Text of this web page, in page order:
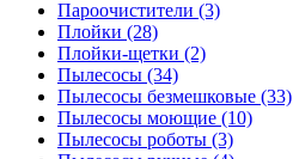
Пароочистители (3)
Плойки (28)
Плойки-щетки (2)
Пылесосы (34)
Пылесосы безмешковые (33)
Пылесосы моющие (10)
Пылесосы роботы (3)